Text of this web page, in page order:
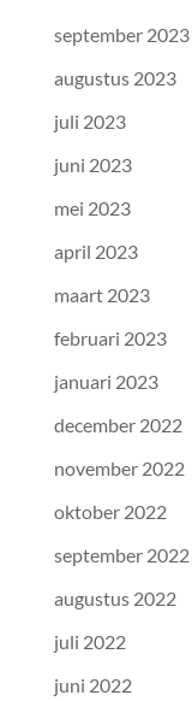
september 2023
augustus 2023
juli 2023
juni 2023
mei 2023
april 2023
maart 2023
februari 2023
januari 2023
december 2022
november 2022
oktober 2022
september 2022
augustus 2022
juli 2022
juni 2022